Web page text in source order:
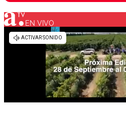
Los comentarios son
diálogo
EN VIVO